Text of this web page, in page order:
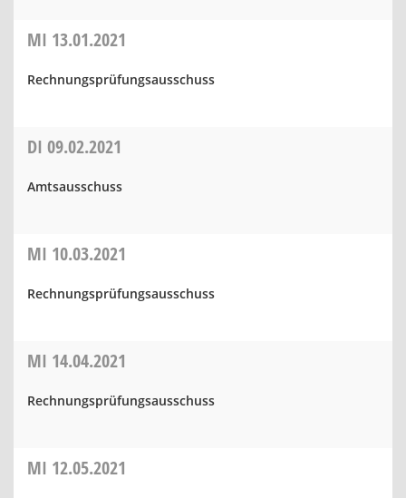
MI 13.01.2021
Rechnungsprüfungsausschuss
DI 09.02.2021
Amtsausschuss
MI 10.03.2021
Rechnungsprüfungsausschuss
MI 14.04.2021
Rechnungsprüfungsausschuss
MI 12.05.2021